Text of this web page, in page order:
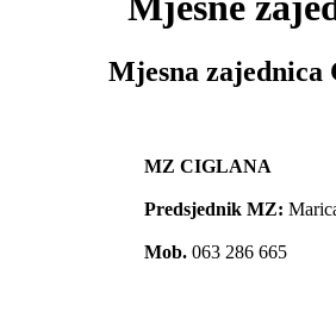
Mjesna zajednica
MZ CIGLANA
Predsjednik MZ:
Mob. 063 286 665